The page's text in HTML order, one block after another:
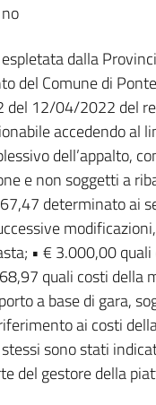
no
dalla
del Comune di
del 12/04/2022 del
accedendo al
dell’appalto,
e non soggetti a
determinato ai
• € 3.000,00
quali costi della
a base di gara,
ai costi
sono stati
del gestore della